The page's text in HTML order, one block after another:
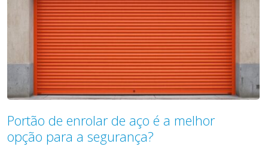
Portão de enrolar de aço é a melhor
opção para a segurança?